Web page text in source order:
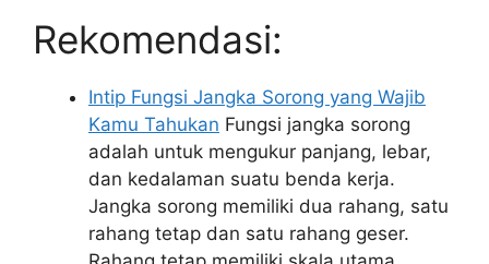
Rekomendasi:
Intip Fungsi Jangka Sorong yang Wajib
Kamu Tahukan Fungsi jangka sorong
adalah untuk mengukur panjang, lebar,
dan kedalaman suatu benda kerja.
Jangka sorong memiliki dua rahang, satu
rahang tetap dan satu rahang geser.